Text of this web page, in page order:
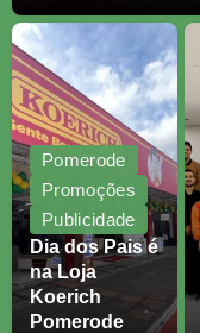
Pomerode
Promoções
Publicidade
Dia dos Pais é
na Loja
Koerich
Pomerode